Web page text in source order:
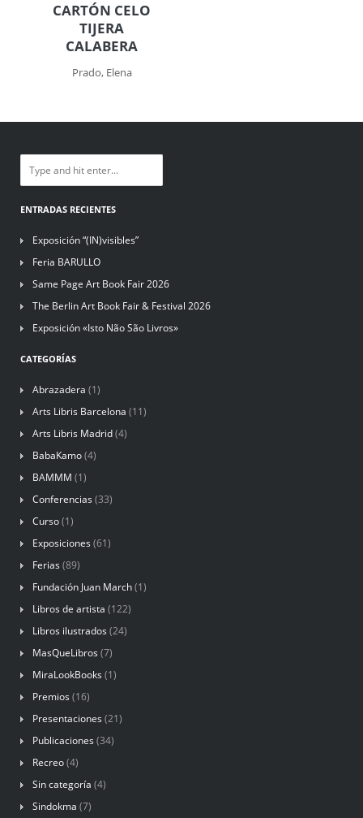
CARTÓN CELO
TIJERA
CALABERA
Prado, Elena
ENTRADAS RECIENTES
Exposición “(IN)visibles”
Feria BARULLO
Same Page Art Book Fair 2026
The Berlin Art Book Fair & Festival 2026
Exposición «Isto Não São Livros»
CATEGORÍAS
Abrazadera (1)
Arts Libris Barcelona (11)
Arts Libris Madrid(4)
BabaKamo(4)
BAMMM (1)
Conferencias (33)
Curso(1)
Exposiciones (61)
Ferias (89)
Fundación Juan March(1)
Libros de artista (122)
Libros ilustrados (24)
MasQueLibros (7)
MiraLookBooks (1)
Premios (16)
Presentaciones (21)
Publicaciones (34)
Recreo(4)
Sin categoría (4)
Sindokma (7)